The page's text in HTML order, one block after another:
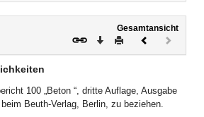
Gesamtansicht
Download
DruckenVorheriges
100 „Beton “, dritte Auflage, Ausgabe
Beuth-Verlag, Berlin, zu beziehen.